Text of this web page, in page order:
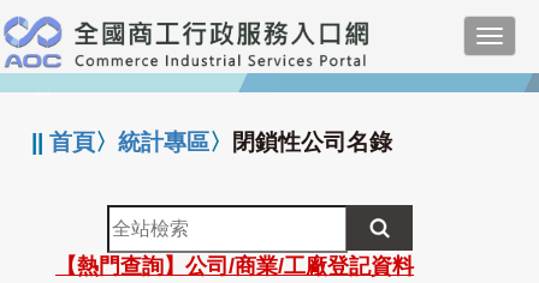
跳
到
主
要
:::
||首頁〉統計專區〉 閉鎖性公司名錄
全
站
檢
【熱門查詢】公司/商業/工廠登記資料